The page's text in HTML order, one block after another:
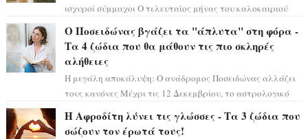
ισχυροί σύμμαχοι Ο τελευταίος μήνας του καλοκαιριού
Ο Ποσειδώνας βγάζει τα "άπλυτα" στη φόρα -
Τα 4 ζώδια που θα μάθουν τις πιο σκληρές
αλήθειες
Η μεγάλη αποκάλυψη: Ο ανάδρομος Ποσειδώνας αλλάζει
τους κανόνες Μέχρι τις 12 Δεκεμβρίου, το αστρολογικό
Η Αφροδίτη λύνει τις γλώσσες - Τα 3 ζώδια που
σώζουν τον έρωτά τους!